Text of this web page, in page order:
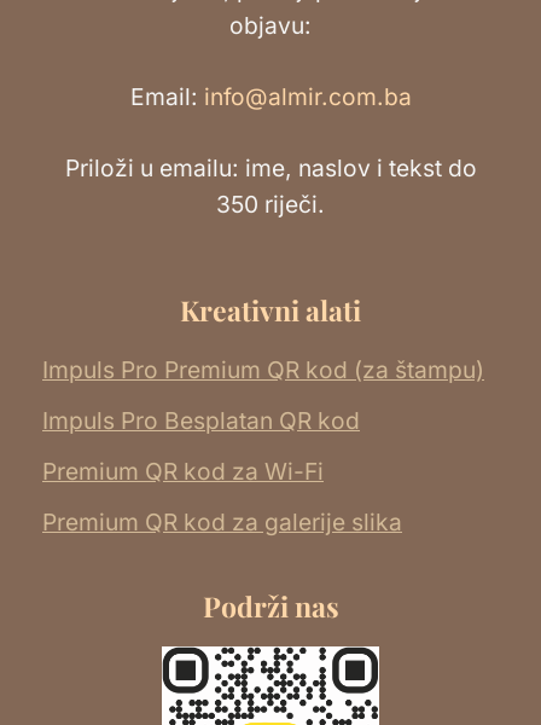
objavu:
Email: info@almir.com.ba
Priloži u emailu: ime, naslov i tekst do
350 riječi.
Kreativni alati
Impuls Pro Premium QR kod (za štampu)
Impuls Pro Besplatan QR kod
Premium QR kod za Wi-Fi
Premium QR kod za galerije slika
Podrži nas